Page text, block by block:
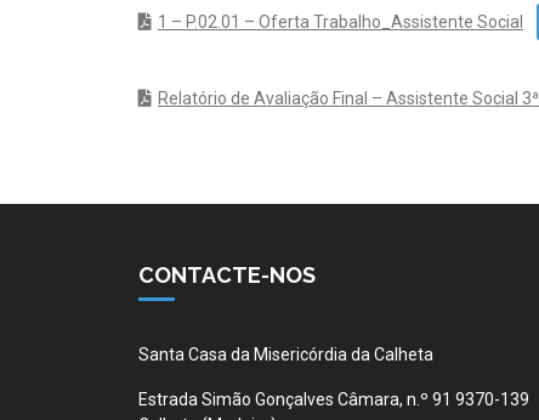
1 – P.02.01 – Oferta Trabalho_Assistente Social
Relatório de Avaliação Final – Assistente Social 3ª
CONTACTE-NOS
Santa Casa da Misericórdia da Calheta
Estrada Simão Gonçalves Câmara, n.º 91 9370-139